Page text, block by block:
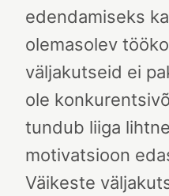
edendamiseks
olemasolev
väljakutseid ei
ole
tundub liiga
motivatsioon
Väikeste